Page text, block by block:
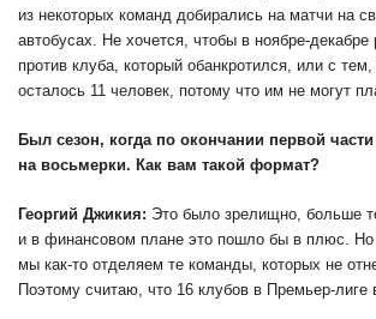
из некоторых команд добирались на матчи на
автобусах. Не хочется, чтобы в ноябре-декабре
против клуба, который обанкротился, или с тем,
осталось 11 человек, потому что им не могут
Был сезон, когда по окончании первой
на восьмерки. Как вам такой формат?
Георгий Джикия: Это было зрелищно, больше
и в финансовом плане это пошло бы в плюс. Но
мы как-то отделяем те команды, которых не
Поэтому считаю, что 16 клубов в Премьер-лиге